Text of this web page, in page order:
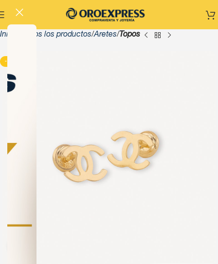
Inicio Todos los productos Aretes Topos
-13%